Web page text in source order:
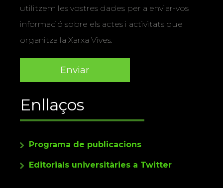
utilitzem les vostres dades per a enviar-vos
informació sobre els actes i activitats que
organitza la Xarxa Vives.
Enllaços
Programa de publicacions
Editorials universitàries a Twitter